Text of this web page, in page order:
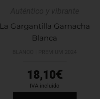
La Gargantilla Garnacha
Blanca
18,10€
IVA incluido